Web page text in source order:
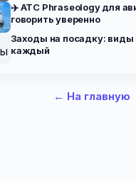
✈️ ATC Phraseology для
говорить уверенно
Заходы на посадку: виды
каждый
← На главную